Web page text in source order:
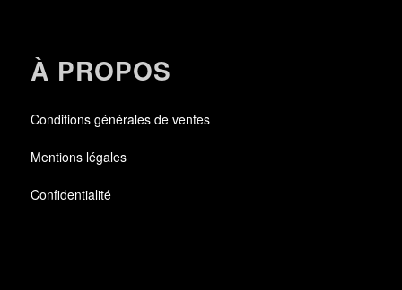
À PROPOS
Conditions générales de ventes
Mentions légales
Confidentialité